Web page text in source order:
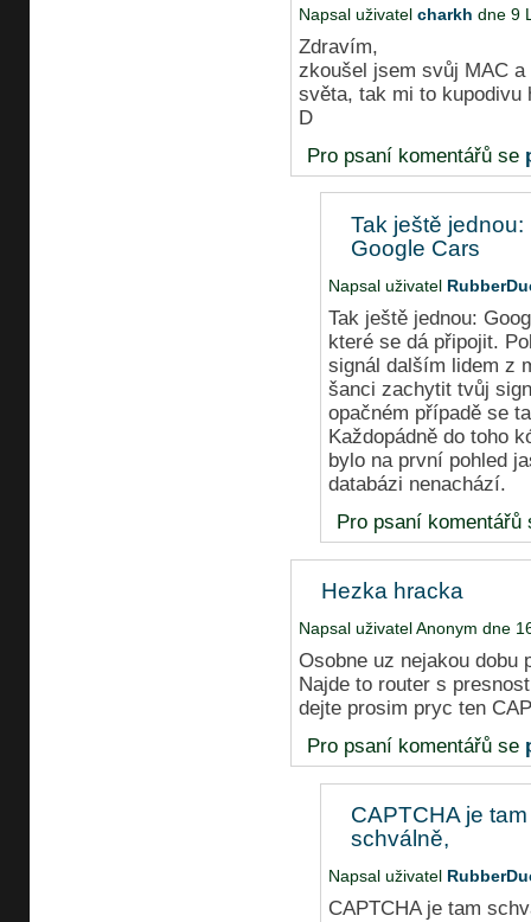
Napsal uživatelcharkh dne 9
Zdravím,
zkoušel jsem svůj MAC
světa, tak mi to
D
Pro psaní komentářů se
Tak ještě jednou:
Google Cars
Napsal uživatel
Tak ještě jednou:
které se dá připojit.
signál dalším lidem z
šanci zachytit tvůj
opačném případě se
Každopádně do toho
bylo na první pohled
databázi nenachází.
Pro psaní
Hezka hracka
Napsal uživatel Anonym dne
Osobne uz nejakou dobu
Najde to router s
dejte prosim pryc ten
Pro psaní komentářů se
CAPTCHA je tam
schválně,
Napsal uživatel
CAPTCHA je tam